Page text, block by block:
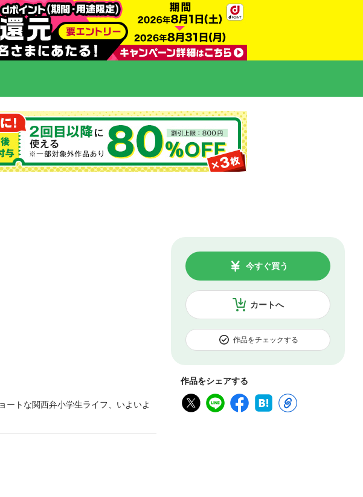
カートへ
今すぐ買う
作品をチェックする
作品をシェアする
ートな関西弁小学生ライフ、いよいよ